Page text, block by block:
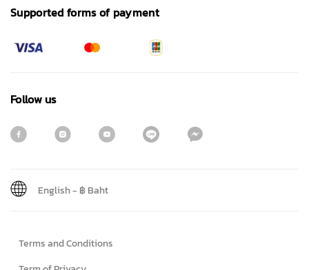
Supported forms of payment
Follow us
Terms and Conditions
English- ฿ Baht
First name